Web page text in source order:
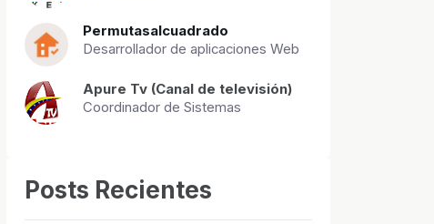
Permutasalcuadrado
Desarrollador de aplicaciones Web
Apure Tv (Canal de televisión)
Coordinador de Sistemas
Posts Recientes